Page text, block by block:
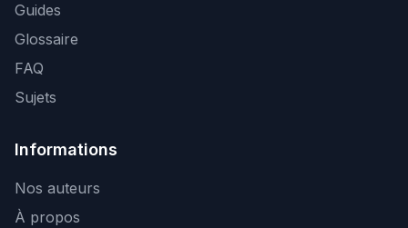
Guides
Glossaire
FAQ
Sujets
Informations
Nos auteurs
À propos